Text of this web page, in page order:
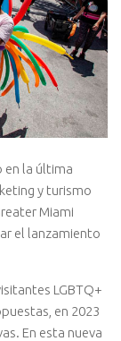
en la última
y turismo
Miami
el lanzamiento
LGBTQ+
en 2023
En esta nueva